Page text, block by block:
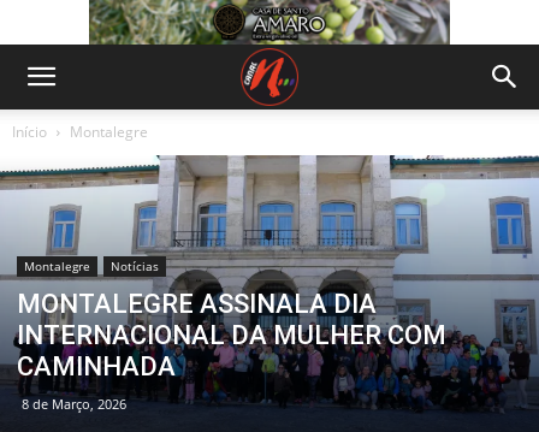
Início Montalegre
Montalegre Notícias
MONTALEGRE ASSINALA DIA
INTERNACIONAL DA MULHER COM
CAMINHADA
8 de Março, 2026